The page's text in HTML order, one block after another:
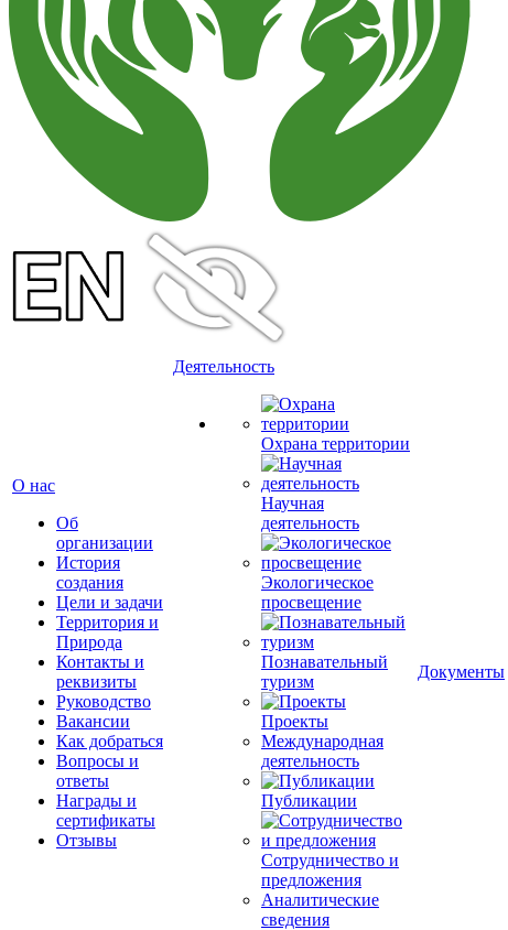
О нас
Об
организации
История
создания
Цели и задачи
Территория и
Природа
Контакты и
реквизиты
Руководство
Вакансии
Как добраться
Вопросы и
ответы
Награды и
сертификаты
Отзывы
Деятельность
Охрана территории
Научная
деятельность
Экологическое
просвещение
Познавательный
туризм
Проекты
Международная
деятельность
Публикации
Сотрудничество и
предложения
Аналитические
сведения
Документы